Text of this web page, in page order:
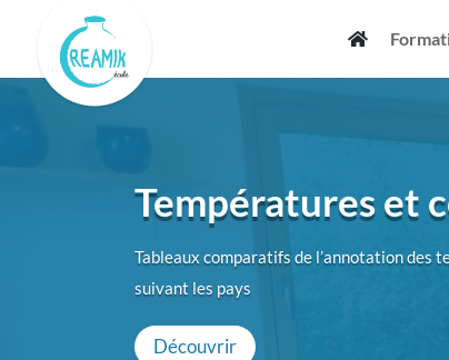
content
Températures et
Tableaux comparatifs de l’annotation des
suivant les pays
Découvrir